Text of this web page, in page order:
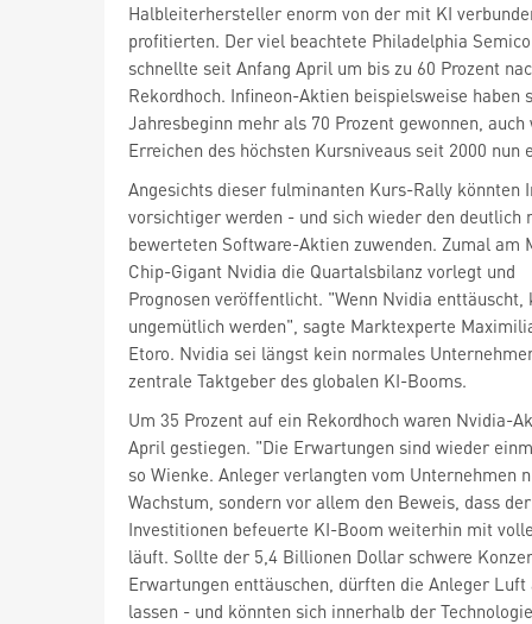
Halbleiterhersteller enorm von der mit KI
profitierten. Der viel beachtete Philadelphia
schnellte seit Anfang April um bis zu 60 Prozent
Rekordhoch. Infineon-Aktien beispielsweise haben
Jahresbeginn mehr als 70 Prozent gewonnen, auch
Erreichen des höchsten Kursniveaus seit 2000 nun
Angesichts dieser fulminanten Kurs-Rally könnten
vorsichtiger werden - und sich wieder den deutlich
bewerteten Software-Aktien zuwenden. Zumal am
Chip-Gigant Nvidia die Quartalsbilanz vorlegt und
Prognosen veröffentlicht. "Wenn Nvidia enttäuscht,
ungemütlich werden", sagte Marktexperte
Etoro. Nvidia sei längst kein normales
zentrale Taktgeber des globalen KI-Booms.
Um 35 Prozent auf ein Rekordhoch waren Nvidia-
April gestiegen. "Die Erwartungen sind wieder
so Wienke. Anleger verlangten vom Unternehmen
Wachstum, sondern vor allem den Beweis, dass
Investitionen befeuerte KI-Boom weiterhin mit
läuft. Sollte der 5,4 Billionen Dollar schwere
Erwartungen enttäuschen, dürften die Anleger Luft
lassen - und könnten sich innerhalb der